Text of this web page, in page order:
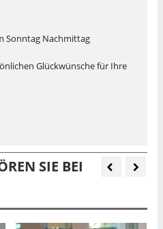
Sonntag Nachmittag
Glückwünsche für Ihre
SIE BEI